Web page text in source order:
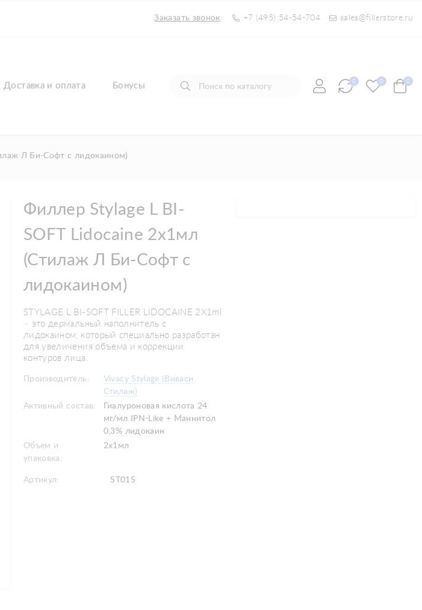
Заказать звонок +7 (495) 54-54-704 sales@fillerstore.ru
Доставка и оплата Бонусы 0 0 0
Л Би-Софт с лидокаином)
Филлер Stylage L BI-
SOFT Lidocaine 2x1мл
(Стилаж Л Би-Софт с
лидокаином)
​STYLAGE L BI-SOFT FILLER LIDOCAINE 2X1ml
– это дермальный наполнитель с
лидокаином, который специально разработан
для увеличения объема и коррекции
контуров лица.
Производитель:
Vivacy Stylage (Виваси
Стилаж)
Активный состав:
Гиалуроновая кислота 24
мг/мл IPN-Like + Маннитол
0,3% лидокаин
Объем и
упаковка:
2x1мл
Артикул: ST015